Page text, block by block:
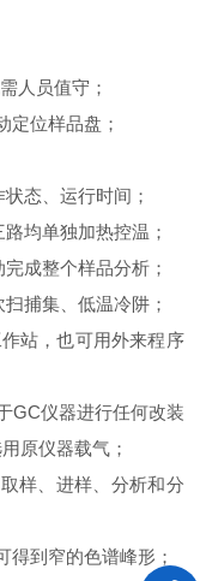
人员值守；
位样品盘；
态、运行时间；
均单独加热控温；
成整个样品分析；
捕集、低温冷阱；
站，也可用外来程序
仪器进行任何改装
原仪器载气；
样、进样、分析和分
到窄的色谱峰形；